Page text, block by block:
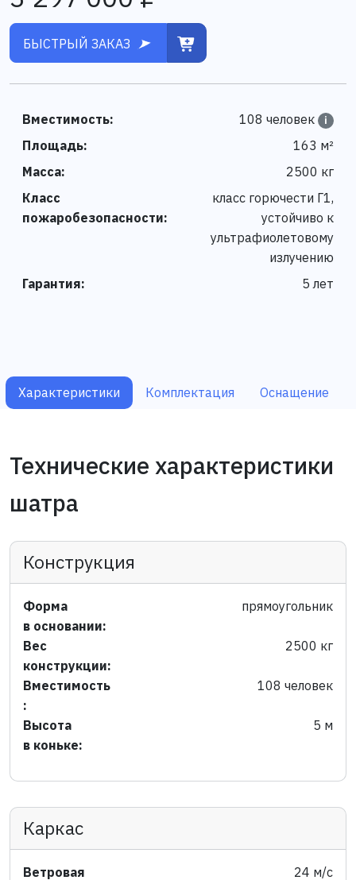
БЫСТРЫЙ ЗАКАЗ
Вместимость: 108 человек i
Площадь:
163 м²
Масса:
2500 кг
Класс
пожаробезопасности:
класс горючести Г1,
устойчиво к
ультрафиолетовому
излучению
Гарантия:
5 лет
Характеристики Комплектация Оснащение
Технические характеристики
шатра
Конструкция
Форма
в основании:
прямоугольник
Вес
конструкции:
2500 кг
Вместимость
:
108 человек
Высота
в коньке:
5 м
Каркас
Ветровая 24 м/с